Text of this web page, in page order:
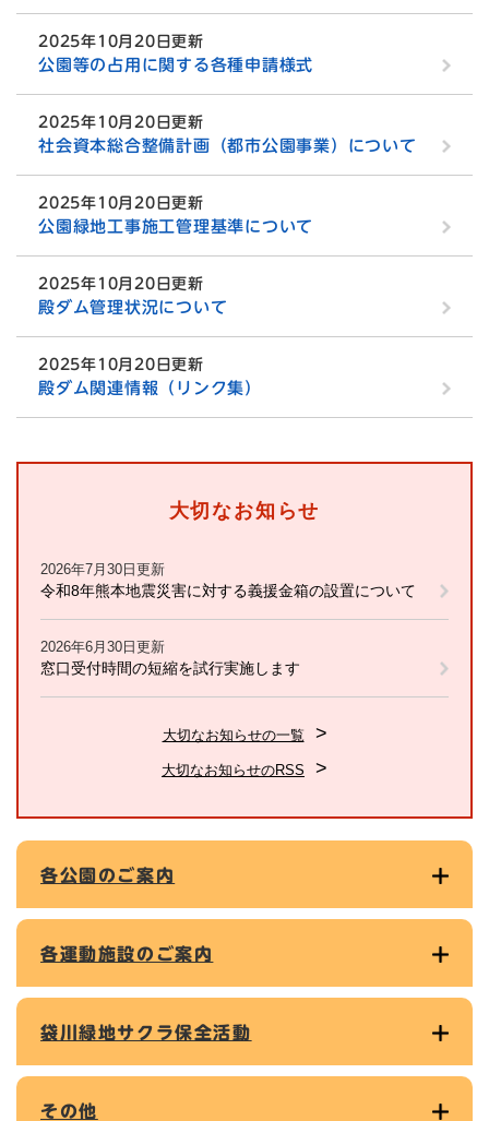
2025年10月20日更新
公園等の占用に関する各種申請様式
2025年10月20日更新
社会資本総合整備計画（都市公園事業）について
2025年10月20日更新
公園緑地工事施工管理基準について
2025年10月20日更新
殿ダム管理状況について
2025年10月20日更新
殿ダム関連情報（リンク集）
大切なお知らせ
2026年7月30日更新
令和8年熊本地震災害に対する義援金箱の設置について
2026年6月30日更新
窓口受付時間の短縮を試行実施します
大切なお知らせの一覧
大切なお知らせのRSS
各公園のご案内
各運動施設のご案内
袋川緑地サクラ保全活動
その他